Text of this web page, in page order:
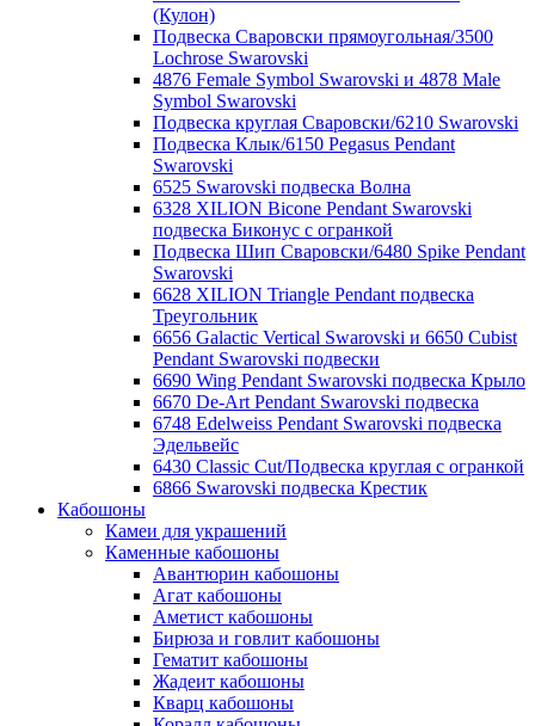
(Кулон)
Подвеска Сваровски прямоугольная/3500
Lochrose Swarovski
4876 Female Symbol Swarovski и 4878 Male
Symbol Swarovski
Подвеска круглая Сваровски/6210 Swarovski
Подвеска Клык/6150 Pegasus Pendant
Swarovski
6525 Swarovski подвеска Волна
6328 XILION Bicone Pendant Swarovski
подвеска Биконус c огранкой
Подвеска Шип Сваровски/6480 Spike Pendant
Swarovski
6628 XILION Triangle Pendant подвеска
Треугольник
6656 Galactic Vertical Swarovski и 6650 Cubist
Pendant Swarovski подвески
6690 Wing Pendant Swarovski подвеска Крыло
6670 De-Art Pendant Swarovski подвеска
6748 Edelweiss Pendant Swarovski подвеска
Эдельвейс
6430 Classic Cut/Подвеска круглая с огранкой
6866 Swarovski подвеска Крестик
Кабошоны
Камеи для украшений
Каменные кабошоны
Авантюрин кабошоны
Агат кабошоны
Аметист кабошоны
Бирюза и говлит кабошоны
Гематит кабошоны
Жадеит кабошоны
Кварц кабошоны